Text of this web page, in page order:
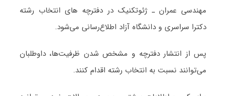
ﻣﻬﻨﺪسی ﻋﻤﺮان ـ ژئوتکنیک در دفترچه های انتخاب رشته
دکترا سراسری و دانشگاه آزاد اطلاع‌رسانی می‌شود.
پس از انتشار دفترچه و مشخص شدن ظرفیت‌ها، داوطلبان
می‌توانند نسبت به انتخاب رشته اقدام کنند.